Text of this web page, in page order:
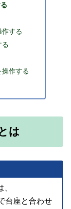
する
る
作する
は
台座と合わせ